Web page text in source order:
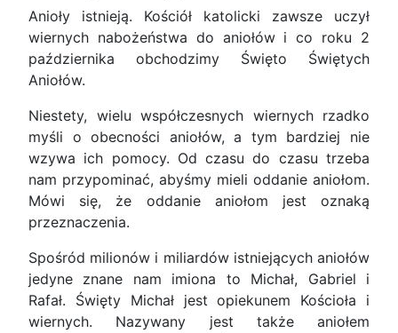
Anioły istnieją. Kościół katolicki zawsze uczył
wiernych nabożeństwa do aniołów i co roku 2
października obchodzimy Święto Świętych
Aniołów.
Niestety, wielu współczesnych wiernych rzadko
myśli o obecności aniołów, a tym bardziej nie
wzywa ich pomocy. Od czasu do czasu trzeba
nam przypominać, abyśmy mieli oddanie aniołom.
Mówi się, że oddanie aniołom jest oznaką
przeznaczenia.
Spośród milionów i miliardów istniejących aniołów
jedyne znane nam imiona to Michał, Gabriel i
Rafał. Święty Michał jest opiekunem Kościoła i
wiernych. Nazywany jest także aniołem